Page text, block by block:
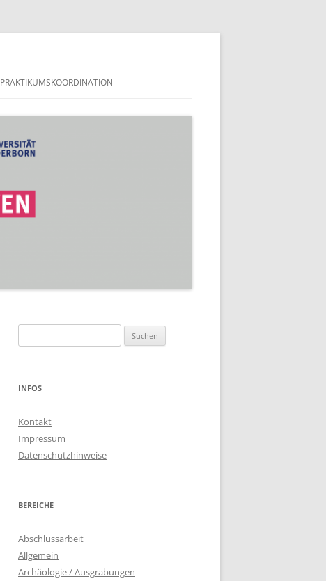
PRAKTIKUMSKOORDINATION
nach:
INFOS
Kontakt
Impressum
Datenschutzhinweise
BEREICHE
Abschlussarbeit
Allgemein
Archäologie / Ausgrabungen